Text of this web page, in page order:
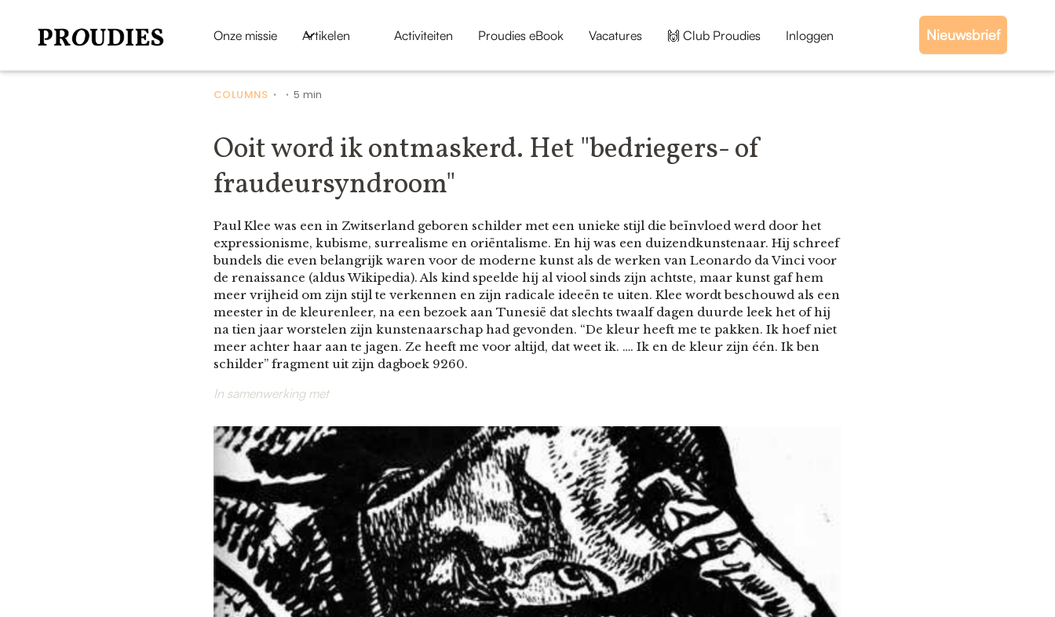
Onze missie Artikelen Activiteiten Proudies eBook Vacatures 🙌 Club Proudies Inloggen Nieuwsbrief
COLUMNS • • 5 min
Ooit word ik ontmaskerd. Het "bedriegers- of
fraudeursyndroom"
Paul Klee was een in Zwitserland geboren schilder met een unieke stijl die beïnvloed werd door het
expressionisme, kubisme, surrealisme en oriëntalisme. En hij was een duizendkunstenaar. Hij schreef
bundels die even belangrijk waren voor de moderne kunst als de werken van Leonardo da Vinci voor
de renaissance (aldus Wikipedia). Als kind speelde hij al viool sinds zijn achtste, maar kunst gaf hem
meer vrijheid om zijn stijl te verkennen en zijn radicale ideeën te uiten. Klee wordt beschouwd als een
meester in de kleurenleer, na een bezoek aan Tunesië dat slechts twaalf dagen duurde leek het of hij
na tien jaar worstelen zijn kunstenaarschap had gevonden. “De kleur heeft me te pakken. Ik hoef niet
meer achter haar aan te jagen. Ze heeft me voor altijd, dat weet ik. …. Ik en de kleur zijn één. Ik ben
schilder” fragment uit zijn dagboek 9260.
In samenwerking met